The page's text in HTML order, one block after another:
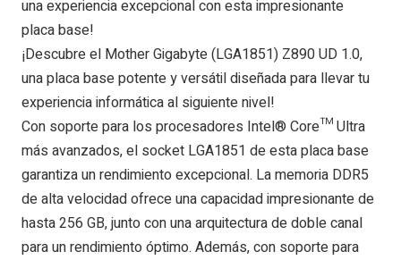
una experiencia excepcional con esta impresionante
placa base!
¡Descubre el Mother Gigabyte (LGA1851) Z890 UD 1.0,
una placa base potente y versátil diseñada para llevar tu
experiencia informática al siguiente nivel!
Con soporte para los procesadores Intel® Core™ Ultra
más avanzados, el socket LGA1851 de esta placa base
garantiza un rendimiento excepcional. La memoria DDR5
de alta velocidad ofrece una capacidad impresionante de
hasta 256 GB, junto con una arquitectura de doble canal
para un rendimiento óptimo. Además, con soporte para